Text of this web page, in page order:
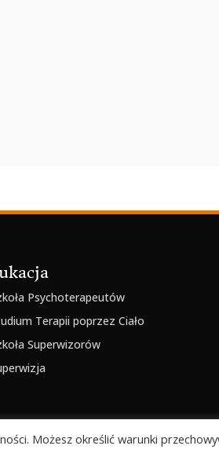
Psychoterapeutów
Terapii poprzez Ciało
Superwizorów
Możesz określić warunki